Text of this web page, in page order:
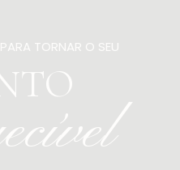
TORNAR O SEU